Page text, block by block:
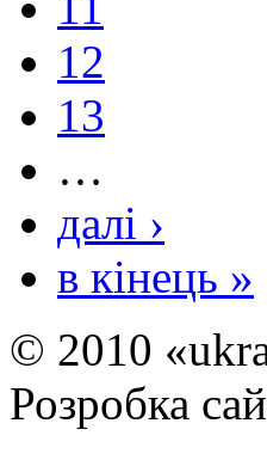
12
13
…
далі ›
в кінець »
© 2010
Розробка